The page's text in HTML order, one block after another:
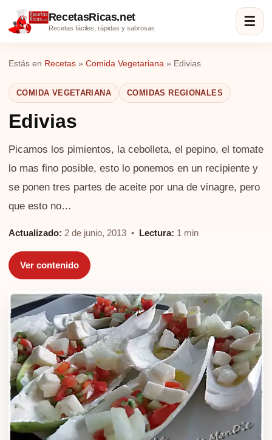
RecetasRicas.net
Recetas fáciles, rápidas y sabrosas ☰
Estás en Recetas » Comida Vegetariana » Edivias
COMIDA VEGETARIANA COMIDAS REGIONALES
Edivias
Picamos los pimientos, la cebolleta, el pepino, el tomate
lo mas fino posible, esto lo ponemos en un recipiente y
se ponen tres partes de aceite por una de vinagre, pero
que esto no…
Actualizado: 2 de junio, 2013 • Lectura: 1 min
Ver contenido